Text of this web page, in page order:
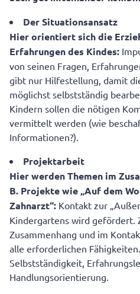
Der Situationsansatz
Hier orientiert sich die
Erfahrungen des Kindes:
von seinen Fragen,
gibt nur Hilfestellung, damit
möglichst selbstständig
Kindern sollen die nötigen
vermittelt werden (wie
Informationen?).
Projektarbeit
Hier werden Themen im
B. Projekte wie „Auf dem
Zahnarzt“: Kontakt zur
Kindergartens wird gefördert.
Zusammenhang und im
alle erforderlichen
Selbstständigkeit,
Handlungsorientierung.